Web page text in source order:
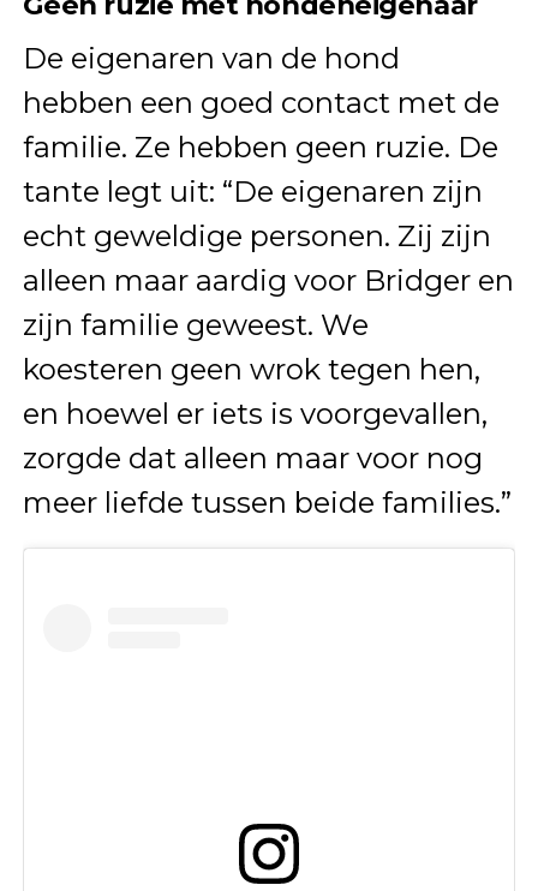
De eigenaren van de hond
hebben een goed contact met de
familie. Ze hebben geen ruzie. De
tante legt uit: “De eigenaren zijn
echt geweldige personen. Zij zijn
alleen maar aardig voor Bridger en
zijn familie geweest. We
koesteren geen wrok tegen hen,
en hoewel er iets is voorgevallen,
zorgde dat alleen maar voor nog
meer liefde tussen beide families.”